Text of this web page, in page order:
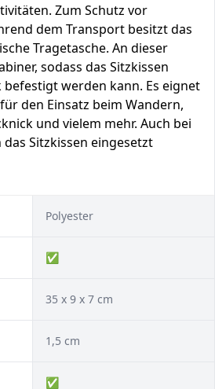
Zum Schutz vor
dem Transport besitzt das
Tragetasche. An dieser
sodass das Sitzkissen
befestigt werden kann. Es eignet
den Einsatz beim Wandern,
und vielem mehr. Auch bei
Sitzkissen eingesetzt
Polyester
✅
35 x 9 x 7 cm
1,5 cm
✅